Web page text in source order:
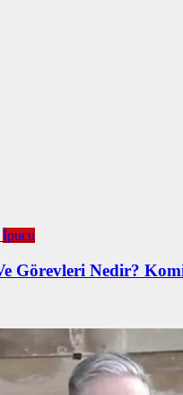
İpucu
Görevleri Nedir?